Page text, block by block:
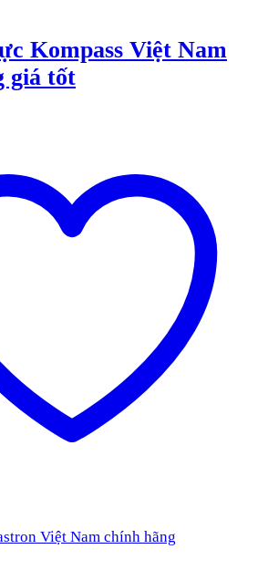
Kompass Việt Nam
giá tốt